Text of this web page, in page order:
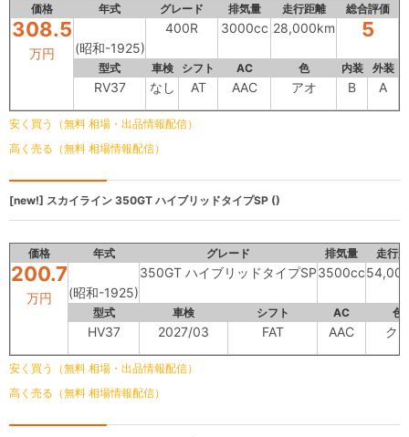
価格 年式 グレード 排気量 走行距離 総合評価
308.5
万円 (昭和-1925)
400R 3000cc 28,000km 5
型式 車検 シフト AC 色 内装 外装
RV37 なし AT AAC アオ B A
安く買う（無料 相場・出品情報配信）
高く売る（無料 相場情報配信）
[new!] スカイライン 350GT ハイブリッドタイプSP ()
価格 年式 グレード 排気量 走行
200.7
万円 (昭和-1925)
350GT ハイブリッドタイプSP3500cc
型式 車検 シフト AC 色
HV37 2027/03 FAT AAC ク
安く買う（無料 相場・出品情報配信）
高く売る（無料 相場情報配信）